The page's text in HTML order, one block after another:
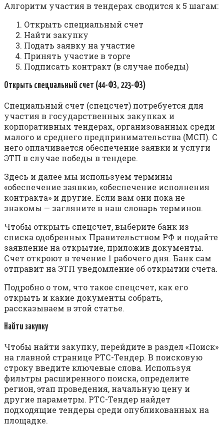
Алгоритм участия в тендерах сводится к 5 шагам:
Открыть специальный счет
Найти закупку
Подать заявку на участие
Принять участие в торге
Подписать контракт (в случае победы)
Открыть специальный счет (44-ФЗ, 223-ФЗ)
Специальный счет (спецсчет) потребуется для
участия в государственных закупках и
корпоративных тендерах, организованных среди
малого и среднего предпринимательства (МСП). С
него оплачивается обеспечение заявки и услуги
ЭТП в случае победы в тендере.
Здесь и далее мы используем термины
«обеспечение заявки», «обеспечение исполнения
контракта» и другие. Если вам они пока не
знакомы — загляните в наш словарь терминов.
Чтобы открыть спецсчет, выберите банк из
списка одобренных Правительством РФ и подайте
заявление на открытие, приложив документы.
Счет откроют в течение 1 рабочего дня. Банк сам
отправит на ЭТП уведомление об открытии счета.
Подробно о том, что такое спецсчет, как его
открыть и какие документы собрать,
рассказываем в этой статье.
Найти закупку
Чтобы найти закупку, перейдите в раздел «Поиск»
на главной странице РТС-Тендер. В поисковую
строку введите ключевые слова. Используя
фильтры расширенного поиска, определите
регион, этап проведения, начальную цену и
другие параметры. РТС-Тендер найдет
подходящие тендеры среди опубликованных на
площадке.